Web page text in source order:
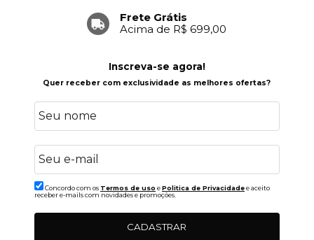
Frete Grátis
Acima de R$ 699,00
Inscreva-se agora!
Quer receber com exclusividade as melhores ofertas?
Concordo com os Termos de uso ePolitica de Privacidadee aceito
receber e-mails com novidades e promoções.
CADASTRAR